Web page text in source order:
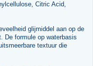
Citric Acid,
glijmiddel aan op de
De formule op waterbasis
textuur die